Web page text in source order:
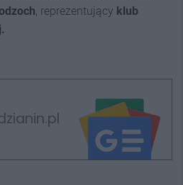
, reprezentujący klub